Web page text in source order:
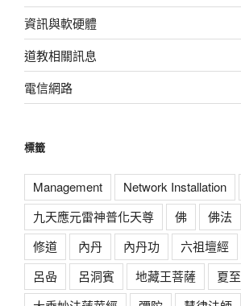
資訊與軟硬體
道教相關訊息
電信網路
標籤
Management Network Installation
九天應元雷神普化天尊
佛 佛法
修道
內丹 內丹功 六祖壇經
呂喦
呂洞賓 地藏王菩薩
夏至